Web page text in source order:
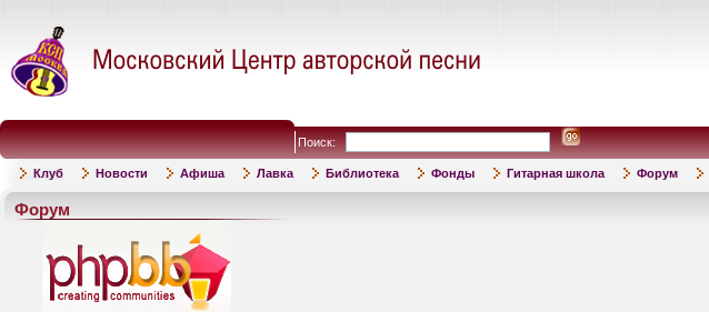
Поиск:
Клуб Новости Афиша Лавка Библиотека Фонды Гитарная школа Форум
Форум